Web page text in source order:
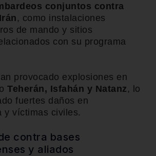
conjuntos contra
, como instalaciones
de mando y sitios
con su programa
provocado explosiones en
Teherán, Isfahán y Natanz , lo
fuertes daños en
y víctimas civiles.
contra bases
y aliados